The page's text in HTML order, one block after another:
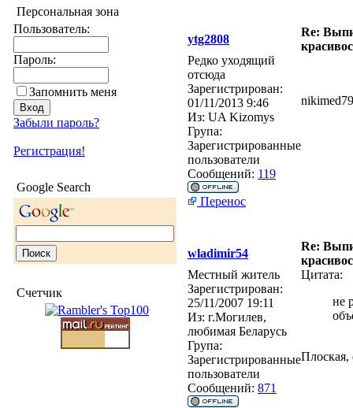
Персональная зона
Пользователь:
Пароль:
Запомнить меня
Забыли пароль?
Регистрация!
Google Search
Счетчик
ytg2808
Re:
Редко уходящий
отсюда
Зарегистрирован:
01/11/2013 9:46
Из: UA Kizomys
Група:
Зарегистрированные
пользователи
Сообщений: 119
Перенос
wladimir54
Re:
Местный житель
Зарегистрирован:
25/11/2007 19:11
Из: г.Могилев,
любимая Беларусь
Група:
Зарегистрированные
пользователи
Сообщений: 871
Цитата:
не
Плоская,